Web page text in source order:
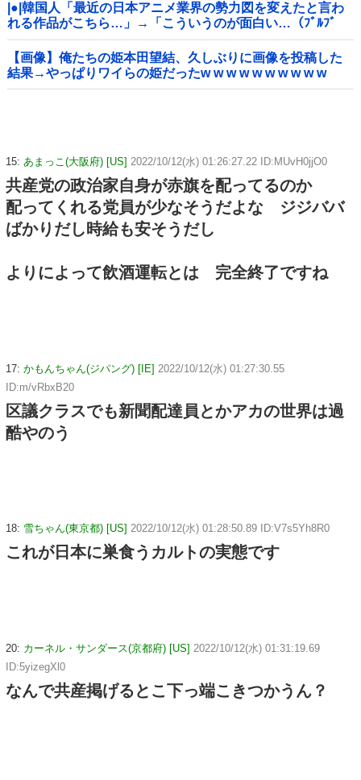
|●|韓国人「最近の日本アニメ業界の勢力図を変えたと言わ
れる作品がこちら…」→「こういうのが面白い…（ﾌﾞﾙﾌﾞ
ﾙ」＝韓国の反応
【画像】俺たちの姫本田望結、久しぶりに画像を投稿した
結果→やっぱりワイらの姫だったw w w w w w w w w w
15: あまっこ(大阪府) [US] 2022/10/12(水) 01:26:27.22 ID:MUvH0jjO0
共産党の政治家自身が赤旗を配ってるのか
配ってくれる党員が少なそうだよな ジジババ
ばかりだし時給も安そうだし
よりによって飲酒運転とは 完全終了ですね
17: かもんちゃん(ジパング) [IE] 2022/10/12(水) 01:27:30.55
ID:m/vRbxB20
区議クラスでも新聞配達員とかアカの世界は過
酷やのう
18: 雪ちゃん(東京都) [US] 2022/10/12(水) 01:28:50.89 ID:V7s5Yh8R0
これが日本に巣食うカルトの実態です
20: カーネル・サンダース(京都府) [US] 2022/10/12(水) 01:31:19.69
ID:5yizegXl0
なんで共産掲げるとこ下っ端こきつかうん？